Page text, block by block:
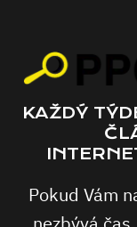
KAŽDÝ
Pokud Vám